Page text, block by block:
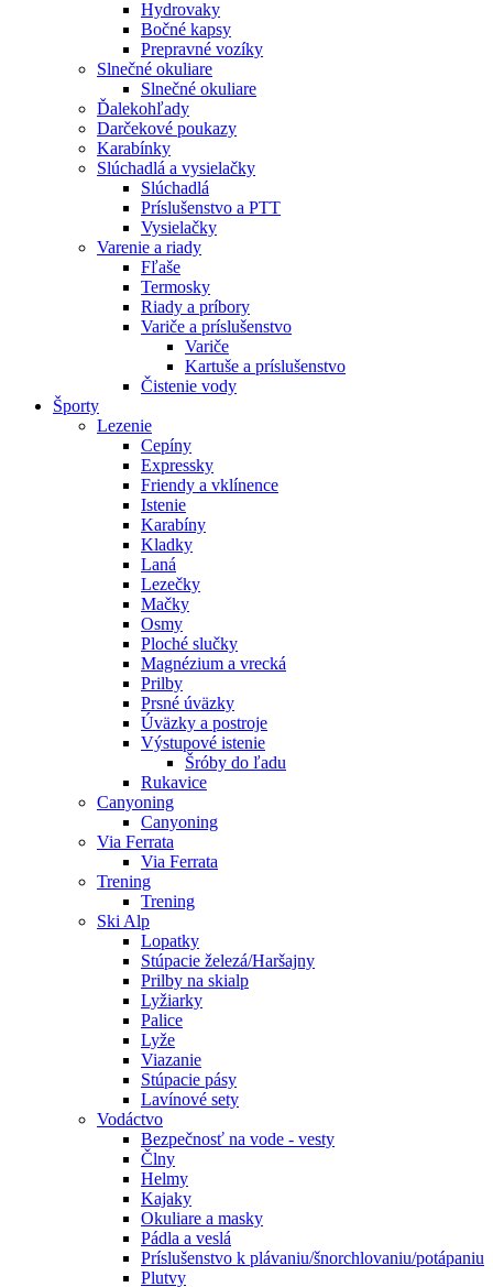
Hydrovaky
Bočné kapsy
Prepravné vozíky
Slnečné okuliare
Slnečné okuliare
Ďalekohľady
Darčekové poukazy
Karabínky
Slúchadlá a vysielačky
Slúchadlá
Príslušenstvo a PTT
Vysielačky
Varenie a riady
Fľaše
Termosky
Riady a príbory
Variče a príslušenstvo
Variče
Kartuše a príslušenstvo
Čistenie vody
Športy
Lezenie
Cepíny
Expressky
Friendy a vklínence
Istenie
Karabíny
Kladky
Laná
Lezečky
Mačky
Osmy
Ploché slučky
Magnézium a vrecká
Prilby
Prsné úväzky
Úväzky a postroje
Výstupové istenie
Šróby do ľadu
Rukavice
Canyoning
Canyoning
Via Ferrata
Via Ferrata
Trening
Trening
Ski Alp
Lopatky
Stúpacie železá/Haršajny
Prilby na skialp
Lyžiarky
Palice
Lyže
Viazanie
Stúpacie pásy
Lavínové sety
Vodáctvo
Bezpečnosť na vode - vesty
Člny
Helmy
Kajaky
Okuliare a masky
Pádla a veslá
Príslušenstvo k plávaniu/šnorchlovaniu/potápaniu
Plutvy